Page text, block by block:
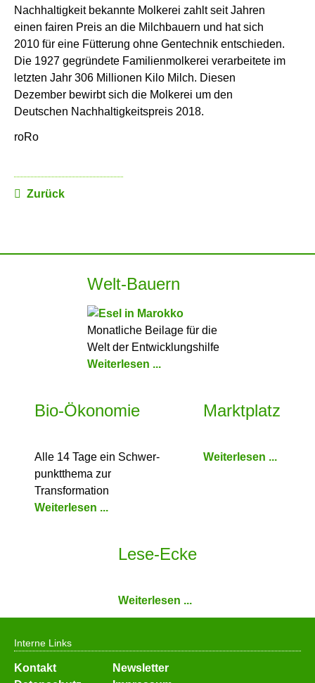
Nachhaltigkeit bekannte Molkerei zahlt seit Jahren
einen fairen Preis an die Milchbauern und hat sich
2010 für eine Fütterung ohne Gentechnik entschieden.
Die 1927 gegründete Familienmolkerei verarbeitete im
letzten Jahr 306 Millionen Kilo Milch. Diesen
Dezember bewirbt sich die Molkerei um den
Deutschen Nachhaltigkeitspreis 2018.
roRo
Zurück
Welt-Bauern
Monatliche Beilage für die
Welt der Entwicklungshilfe
Weiterlesen ...
Bio-Ökonomie
Alle 14 Tage ein Schwer­
punkt­thema zur
Transformation
Weiterlesen ...
Marktplatz
Weiterlesen ...
Lese-Ecke
Weiterlesen ...
Interne Links
Navigation
Kontakt
Newsletter